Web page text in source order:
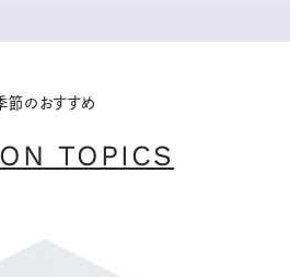
節のおすすめ
TOPICS